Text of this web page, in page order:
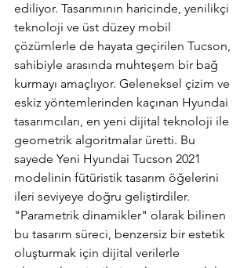
ediliyor. Tasarımının haricinde, yenilikçi
teknoloji ve üst düzey mobil
çözümlerle de hayata geçirilen Tucson,
sahibiyle arasında muhteşem bir bağ
kurmayı amaçlıyor. Geleneksel çizim ve
eskiz yöntemlerinden kaçınan Hyundai
tasarımcıları, en yeni dijital teknoloji ile
geometrik algoritmalar üretti. Bu
sayede Yeni Hyundai Tucson 2021
modelinin fütüristik tasarım öğelerini
ileri seviyeye doğru geliştirdiler.
"Parametrik dinamikler" olarak bilinen
bu tasarım süreci, benzersiz bir estetik
oluşturmak için dijital verilerle